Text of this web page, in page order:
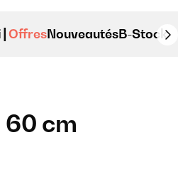
OffresNouveautésB-Stock
cm